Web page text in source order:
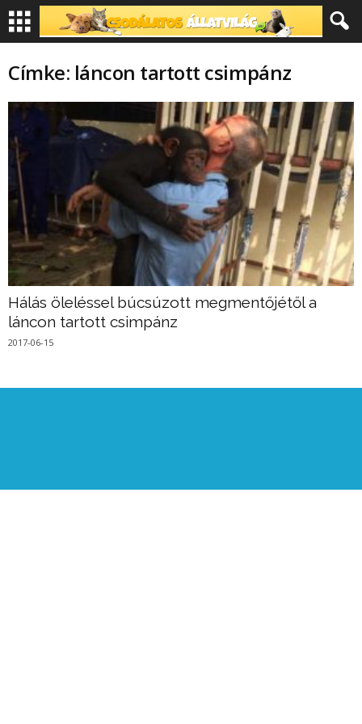
Címke: láncon tartott csimpánz
Hálás öleléssel búcsúzott megmentőjétől a
láncon tartott csimpánz
2017-06-15